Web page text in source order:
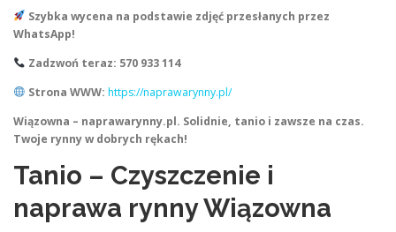
Szybka wycena na podstawie zdjęć przesłanych przez
WhatsApp!
Zadzwoń teraz: 570 933 114
Strona WWW: https://naprawarynny.pl/
Wiązowna – naprawarynny.pl. Solidnie, tanio i zawsze na czas.
Twoje rynny w dobrych rękach!
Tanio – Czyszczenie i
naprawa rynny Wiązowna